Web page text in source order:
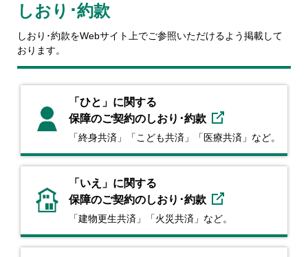
しおり･約款
しおり･約款をWebサイト上でご参照いただけるよう掲載して
おります。
「ひと」に関する
保障のご契約のしおり･約款
「終身共済」「こども共済」 「医療共済」など。
「いえ」に関する
保障のご契約のしおり･約款
「建物更⽣共済」「⽕災共済」など。